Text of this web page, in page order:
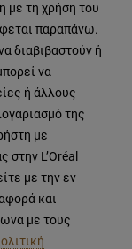
τη χρήση του
παραπάνω.
διαβιβαστούν ή
να
ή άλλους
της
με
L’Oréal
με την εν
και
με τους